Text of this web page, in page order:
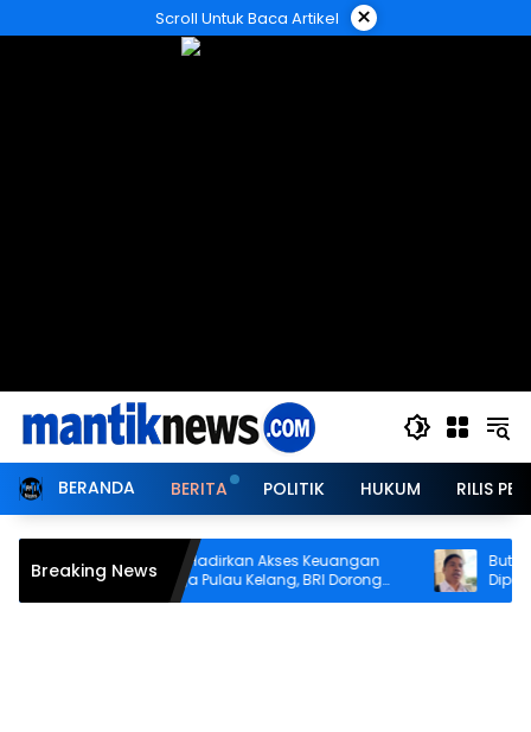
ke
Scroll Untuk Baca Artikel ×
BERANDA BERITA POLITIK HUKUM RILIS
Breaking News
Asti Alimin Hadirkan Akses Keuangan
bagi Warga Pulau Kelang, BRI Dorong
Inklusi hingga Wilayah Kepulauan
Buton:
Diperketat